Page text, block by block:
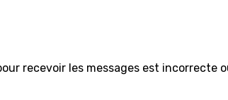
recevoir les messages est incorrecte